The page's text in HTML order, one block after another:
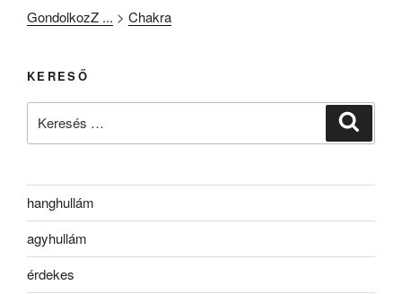
GondolkozZ ... > Chakra
KERESŐ
hanghullám
agyhullám
érdekes